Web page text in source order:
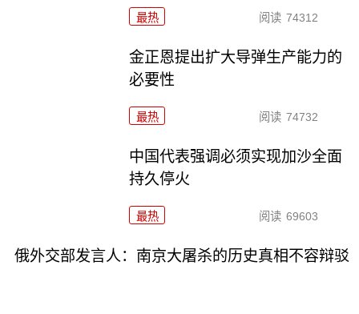
最热 阅读 74312
金正恩提出扩大导弹生产能力的
必要性
最热 阅读 74732
中国代表强调必须实现加沙全面
持久停火
最热 阅读 69603
俄外交部发言人：南京大屠杀的历史真相不容辩驳